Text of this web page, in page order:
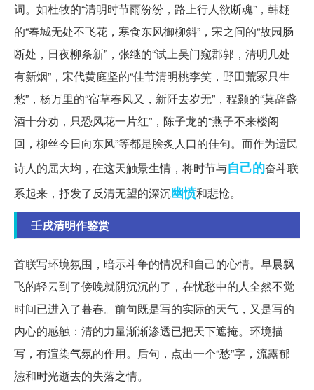
词。如杜牧的“清明时节雨纷纷，路上行人欲断魂”，韩翃
的“春城无处不飞花，寒食东风御柳斜”，宋之问的“故园肠
断处，日夜柳条新”，张继的“试上吴门窥郡郭，清明几处
有新烟”，宋代黄庭坚的“佳节清明桃李笑，野田荒冢只生
愁”，杨万里的“宿草春风又，新阡去岁无”，程颢的“莫辞盏
酒十分劝，只恐风花一片红”，陈子龙的“燕子不来楼阁
回，柳丝今日向东风”等都是脍炙人口的佳句。而作为遗民
诗人的屈大均，在这天触景生情，将时节与自己的奋斗联
系起来，抒发了反清无望的深沉幽愤和悲怆。
壬戌清明作鉴赏
首联写环境氛围，暗示斗争的情况和自己的心情。早晨飘
飞的轻云到了傍晚就阴沉沉的了，在忧愁中的人全然不觉
时间已进入了暮春。前句既是写的实际的天气，又是写的
内心的感触：清的力量渐渐渗透已把天下遮掩。环境描
写，有渲染气氛的作用。后句，点出一个“愁”字，流露郁
懑和时光逝去的失落之情。